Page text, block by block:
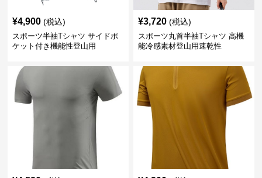
¥4,900 (税込)
スポーツ半袖Tシャツ サイドポ
ケット付き機能性登山用
¥3,720 (税込)
スポーツ丸首半袖Tシャツ 高機
能冷感素材登山用速乾性